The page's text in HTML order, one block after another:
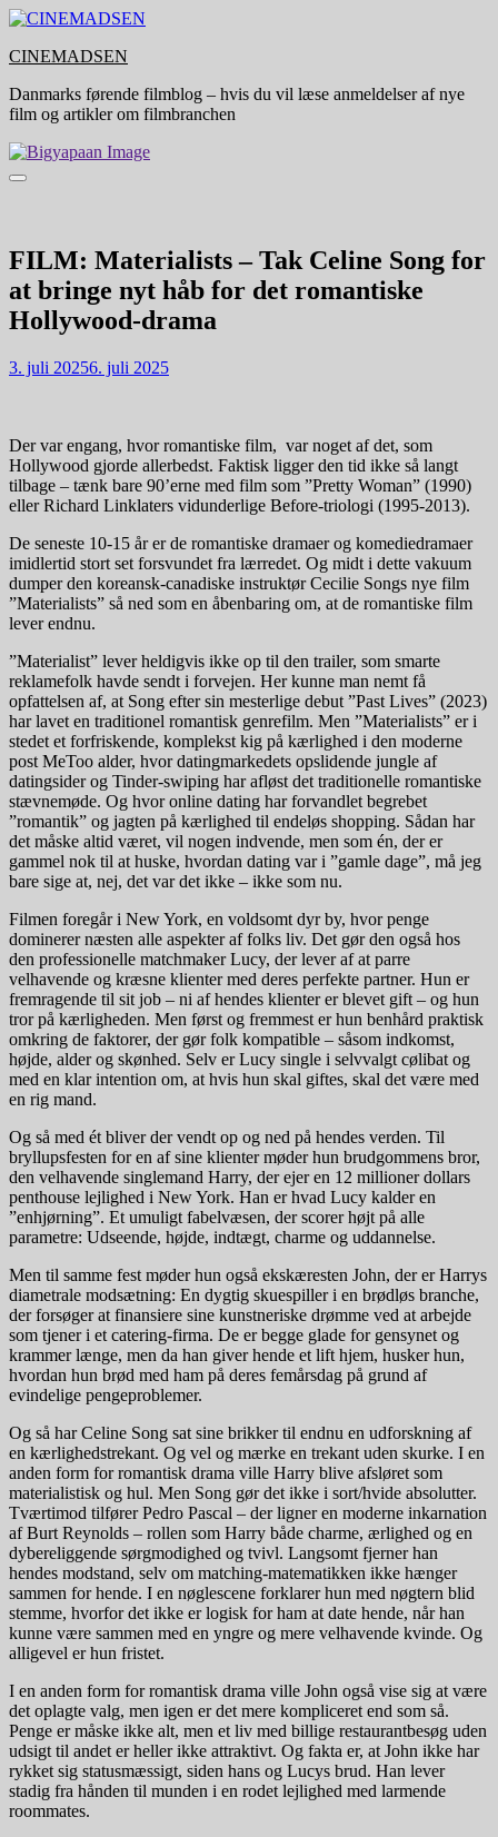
Skip
content
CINEMADSEN
Danmarks førende filmblog – hvis du vil læse anmeldelser af nye
film og artikler om filmbranchen
FILM: Materialists – Tak Celine Song for
at bringe nyt håb for det romantiske
Hollywood-drama
3. juli 20256. juli 2025
Der var engang, hvor romantiske film, var noget af det, som
Hollywood gjorde allerbedst. Faktisk ligger den tid ikke så langt
tilbage – tænk bare 90’erne med film som ”Pretty Woman” (1990)
eller Richard Linklaters vidunderlige Before-triologi (1995-2013).
De seneste 10-15 år er de romantiske dramaer og komediedramaer
imidlertid stort set forsvundet fra lærredet. Og midt i dette vakuum
dumper den koreansk-canadiske instruktør Cecilie Songs nye film
”Materialists” så ned som en åbenbaring om, at de romantiske film
lever endnu.
”Materialist” lever heldigvis ikke op til den trailer, som smarte
reklamefolk havde sendt i forvejen. Her kunne man nemt få
opfattelsen af, at Song efter sin mesterlige debut ”Past Lives” (2023)
har lavet en traditionel romantisk genrefilm. Men ”Materialists” er i
stedet et forfriskende, komplekst kig på kærlighed i den moderne
post MeToo alder, hvor datingmarkedets opslidende jungle af
datingsider og Tinder-swiping har afløst det traditionelle romantiske
stævnemøde. Og hvor online dating har forvandlet begrebet
”romantik” og jagten på kærlighed til endeløs shopping. Sådan har
det måske altid været, vil nogen indvende, men som én, der er
gammel nok til at huske, hvordan dating var i ”gamle dage”, må jeg
bare sige at, nej, det var det ikke – ikke som nu.
Filmen foregår i New York, en voldsomt dyr by, hvor penge
dominerer næsten alle aspekter af folks liv. Det gør den også hos
den professionelle matchmaker Lucy, der lever af at parre
velhavende og kræsne klienter med deres perfekte partner. Hun er
fremragende til sit job – ni af hendes klienter er blevet gift – og hun
tror på kærligheden. Men først og fremmest er hun benhård praktisk
omkring de faktorer, der gør folk kompatible – såsom indkomst,
højde, alder og skønhed. Selv er Lucy single i selvvalgt cølibat og
med en klar intention om, at hvis hun skal giftes, skal det være med
en rig mand.
Og så med ét bliver der vendt op og ned på hendes verden. Til
bryllupsfesten for en af sine klienter møder hun brudgommens bror,
den velhavende singlemand Harry, der ejer en 12 millioner dollars
penthouse lejlighed i New York. Han er hvad Lucy kalder en
”enhjørning”. Et umuligt fabelvæsen, der scorer højt på alle
parametre: Udseende, højde, indtægt, charme og uddannelse.
Men til samme fest møder hun også ekskæresten John, der er Harrys
diametrale modsætning: En dygtig skuespiller i en brødløs branche,
der forsøger at finansiere sine kunstneriske drømme ved at arbejde
som tjener i et catering-firma. De er begge glade for gensynet og
krammer længe, men da han giver hende et lift hjem, husker hun,
hvordan hun brød med ham på deres femårsdag på grund af
evindelige pengeproblemer.
Og så har Celine Song sat sine brikker til endnu en udforskning af
en kærlighedstrekant. Og vel og mærke en trekant uden skurke. I en
anden form for romantisk drama ville Harry blive afsløret som
materialistisk og hul. Men Song gør det ikke i sort/hvide absolutter.
Tværtimod tilfører Pedro Pascal – der ligner en moderne inkarnation
af Burt Reynolds – rollen som Harry både charme, ærlighed og en
dybereliggende sørgmodighed og tvivl. Langsomt fjerner han
hendes modstand, selv om matching-matematikken ikke hænger
sammen for hende. I en nøglescene forklarer hun med nøgtern blid
stemme, hvorfor det ikke er logisk for ham at date hende, når han
kunne være sammen med en yngre og mere velhavende kvinde. Og
alligevel er hun fristet.
I en anden form for romantisk drama ville John også vise sig at være
det oplagte valg, men igen er det mere kompliceret end som så.
Penge er måske ikke alt, men et liv med billige restaurantbesøg uden
udsigt til andet er heller ikke attraktivt. Og fakta er, at John ikke har
rykket sig statusmæssigt, siden hans og Lucys brud. Han lever
stadig fra hånden til munden i en rodet lejlighed med larmende
roommates.